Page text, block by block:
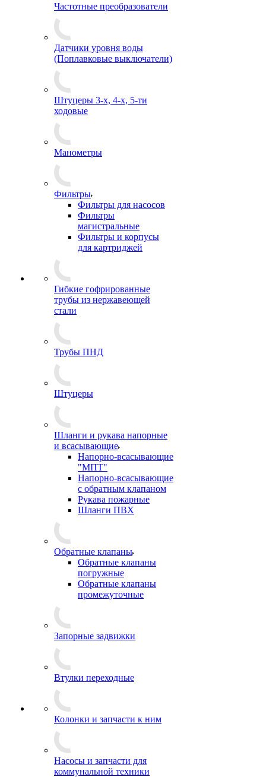
Частотные преобразователи
Датчики уровня воды
(Поплавковые выключатели)
Штуцеры 3-х, 4-х, 5-ти
ходовые
Манометры
Фильтры
Фильтры для насосов
Фильтры
магистральные
Фильтры и корпусы
для картриджей
Гибкие гофрированные
трубы из нержавеющей
стали
Трубы ПНД
Штуцеры
Шланги и рукава напорные
и всасывающие
Напорно-всасывающие
"МПТ"
Напорно-всасывающие
с обратным клапаном
Рукава пожарные
Шланги ПВХ
Обратные клапаны
Обратные клапаны
погружные
Обратные клапаны
промежуточные
Запорные задвижки
Втулки переходные
Колонки и запчасти к ним
Насосы и запчасти для
коммунальной техники